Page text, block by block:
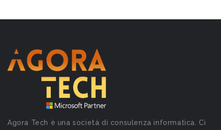
Agora Tech è una società di consulenza informatica. Ci